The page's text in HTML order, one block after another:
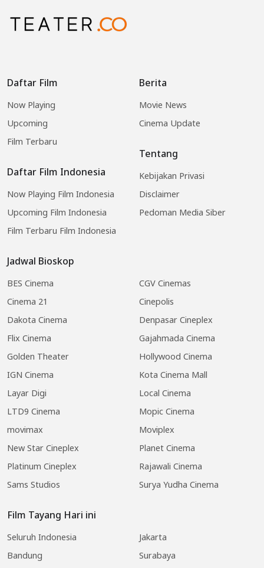
Daftar Film
Now Playing
Upcoming
Film Terbaru
Daftar Film Indonesia
Now Playing Film Indonesia
Upcoming Film Indonesia
Film Terbaru Film Indonesia
Jadwal Bioskop
BES Cinema
CGV Cinemas
Cinema 21
Cinepolis
Dakota Cinema
Denpasar Cineplex
Flix Cinema
Gajahmada Cinema
Golden Theater
Hollywood Cinema
IGN Cinema
Kota Cinema Mall
Layar Digi
Local Cinema
LTD9 Cinema
Mopic Cinema
movimax
Moviplex
New Star Cineplex
Planet Cinema
Platinum Cineplex
Rajawali Cinema
Sams Studios
Surya Yudha Cinema
Film Tayang Hari ini
Seluruh Indonesia
Jakarta
Bandung
Surabaya
Berita
Movie News
Cinema Update
Tentang
Kebijakan Privasi
Disclaimer
Pedoman Media Siber